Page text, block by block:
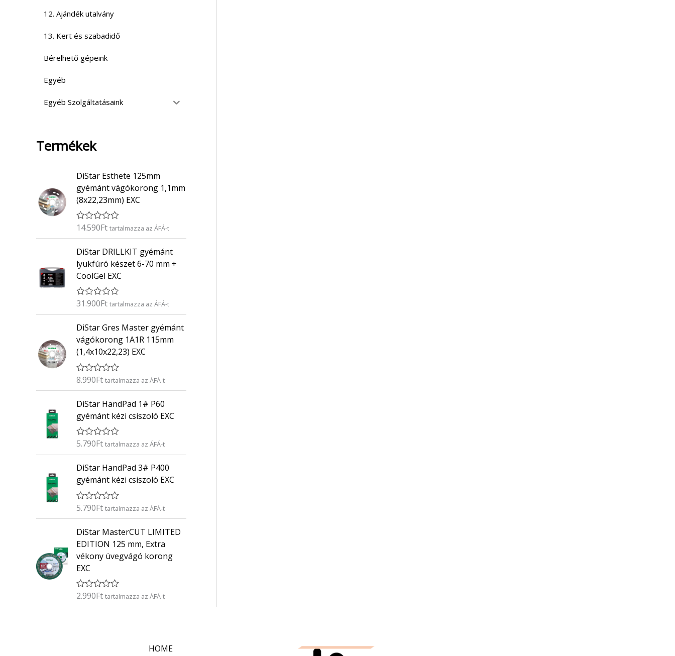
12. Ajándék utalvány
13. Kert és szabadidő
Bérelhető gépeink
Egyéb
Egyéb Szolgáltatásaink
Termékek
DiStar Esthete 125mm
gyémánt vágókorong 1,1mm
(8x22,23mm) EXC
É
é
k
e
l
s
:
0
/
5
14.590Ft tartalmazza az ÁFÁ-t
DiStar DRILLKIT gyémánt
lyukfúró készet 6-70 mm +
CoolGel EXC
É
é
e
l
s
:
0
/
5
31.900Ft tartalmazza az ÁFÁ-t
DiStar Gres Master gyémánt
vágókorong 1A1R 115mm
(1,4x10x22,23) EXC
É
é
e
é
s
/
8.990Ft tartalmazza az ÁFÁ-t
DiStar HandPad 1# P60
gyémánt kézi csiszoló EXC
É
é
e
é
s
/
5
5.790Ft tartalmazza az ÁFÁ-t
DiStar HandPad 3# P400
gyémánt kézi csiszoló EXC
É
é
k
e
l
é
s
0
/
5.790Ft tartalmazza az ÁFÁ-t
DiStar MasterCUT LIMITED
EDITION 125 mm, Extra
vékony üvegvágó korong
EXC
É
2.990Ft tartalmazza az ÁFÁ-t
HOME